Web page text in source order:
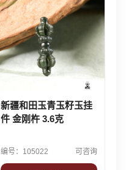
新疆和田玉青玉籽玉挂
件 金刚杵 3.6克
编号：105022 可咨询